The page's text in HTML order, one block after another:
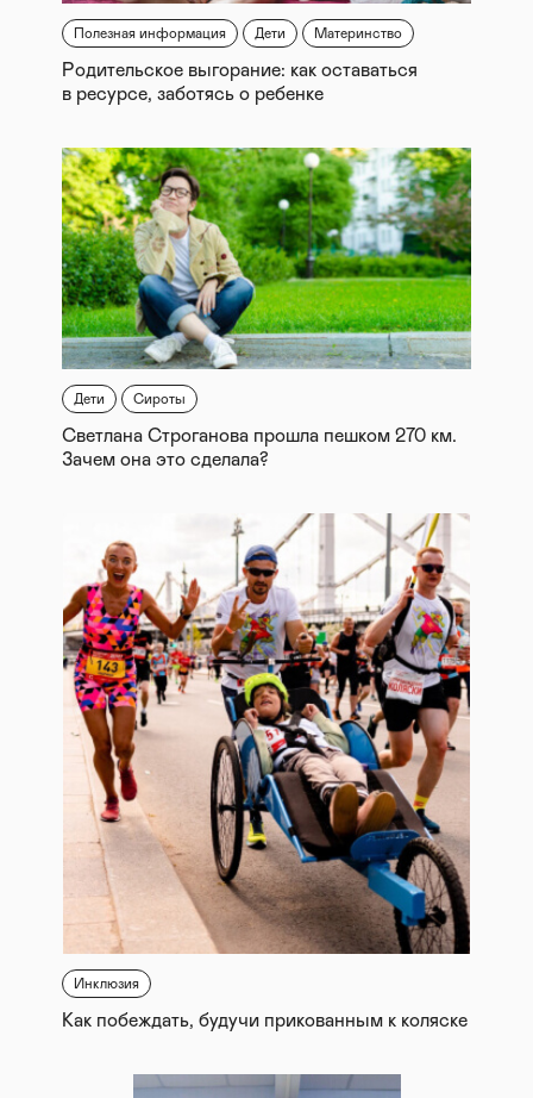
Полезная информация Дети Материнство
Родительское выгорание: как оставаться
в ресурсе, заботясь о ребенке
Дети Сироты
Светлана Строганова прошла пешком 270 км.
Зачем она это сделала?
Инклюзия
Как побеждать, будучи прикованным к коляске